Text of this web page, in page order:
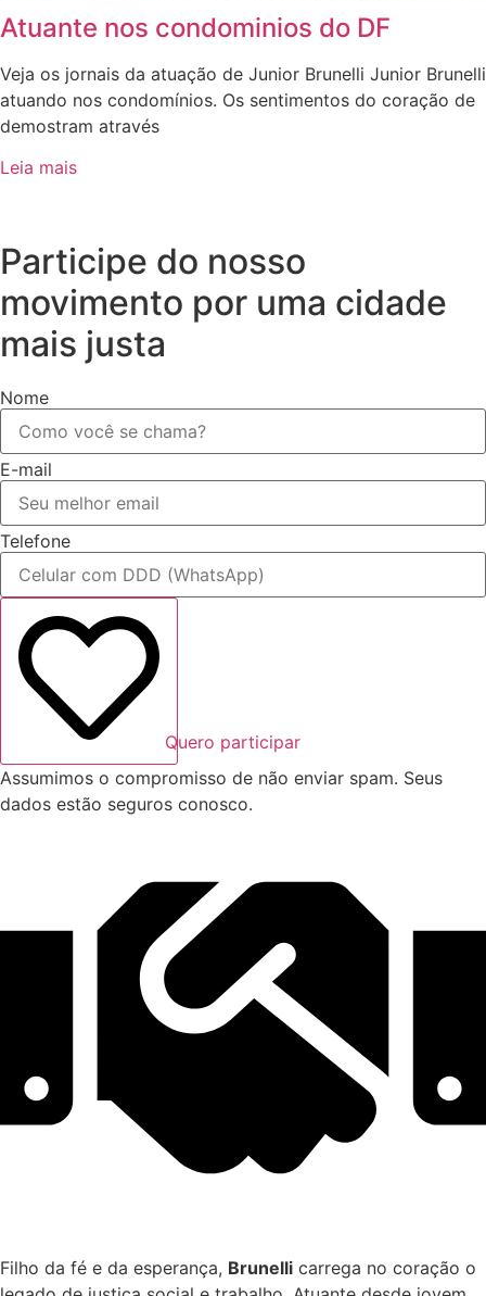
Atuante nos condominios do DF
Veja os jornais da atuação de Junior Brunelli Junior Brunelli
atuando nos condomínios. Os sentimentos do coração de
demostram através
Leia mais
Participe do nosso
movimento por uma cidade
mais justa
Nome
E-mail
Telefone
Quero participar
Assumimos o compromisso de não enviar spam. Seus
dados estão seguros conosco.
Filho da fé e da esperança, Brunelli carrega no coração o